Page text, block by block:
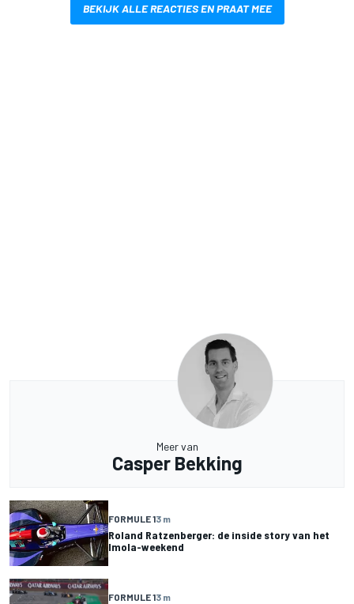
BEKIJK ALLE REACTIES EN PRAAT MEE
Meer van
Casper Bekking
FORMULE 13 m
Roland Ratzenberger: de inside story van het
Imola-weekend
FORMULE 13 m